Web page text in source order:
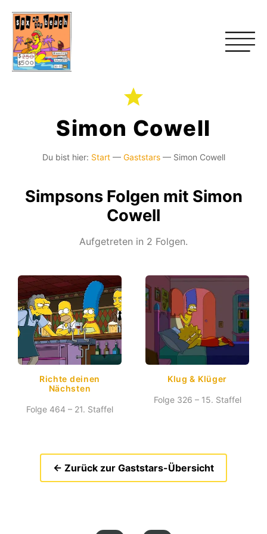
Simon Cowell
Du bist hier: Start— Gaststars— Simon Cowell
Simpsons Folgen mit Simon
Cowell
Aufgetreten in 2 Folgen.
Richte deinen
Nächsten
Folge 464 – 21. Staffel
Klug & Klüger
Folge 326 – 15. Staffel
← Zurück zur Gaststars-Übersicht